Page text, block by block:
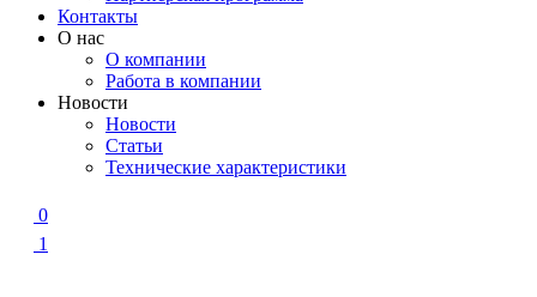
Контакты
О нас
О компании
Работа в компании
Новости
Новости
Статьи
Технические характеристики
0
1